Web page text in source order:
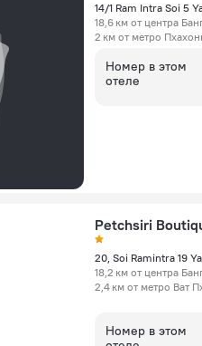
14/1 Ram Intra Soi 5
18,6 км от центра
2 км от метро
Номер в этом
отеле
Petchsiri
18,2 км от центра
2,4 км от метро Ват
Номер в этом